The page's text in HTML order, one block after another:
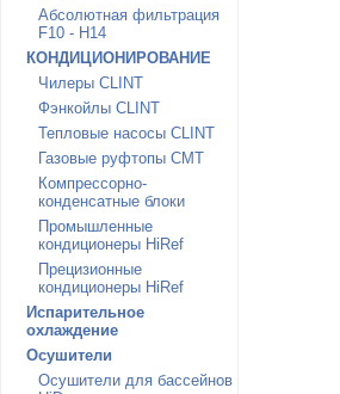
Абсолютная фильтрация
F10 - H14
КОНДИЦИОНИРОВАНИЕ
Чилеры CLINT
Фэнкойлы CLINT
Тепловые насосы CLINT
Газовые руфтопы CMT
Компрессорно-
конденсатные блоки
Промышленные
кондиционеры HiRef
Прецизионные
кондиционеры HiRef
Испарительное
охлаждение
Осушители
Осушители для бассейнов